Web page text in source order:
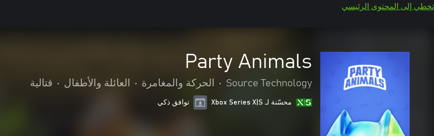
تخطي إلى المحتوى الرئيسي
Party Animals
Source Technology
• الحركة والمغامرة • العائلة والأطفال • قتالية
محسّنة لـ Xbox Series X|S توافق ذكي